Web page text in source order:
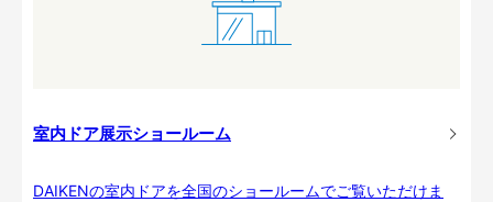
室内ドア展示ショールーム
DAIKENの室内ドアを全国のショールームでご覧いただけま